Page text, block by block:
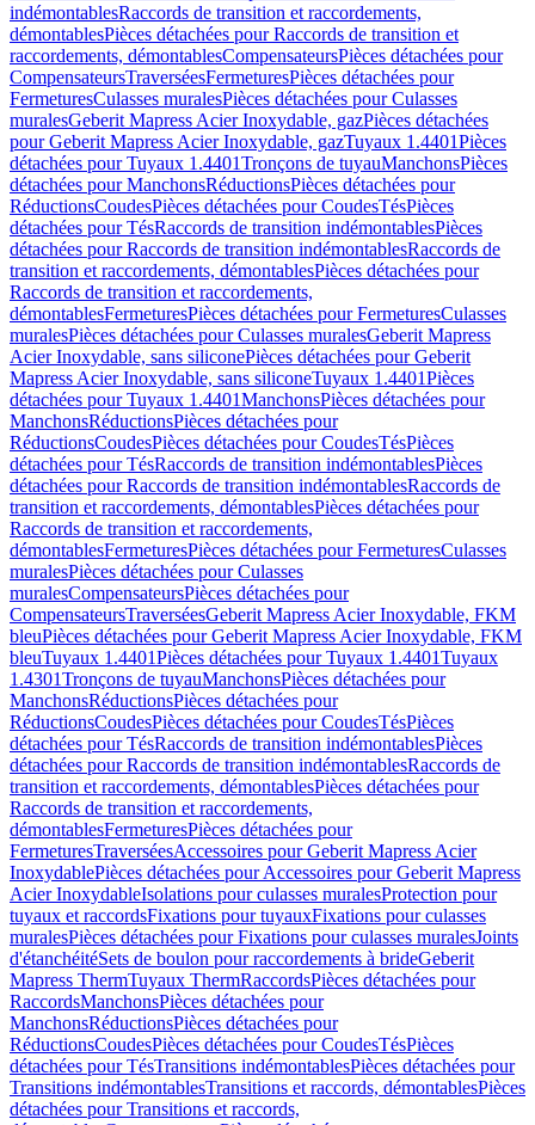
indémontablesRaccords de transition et raccordements,
démontablesPièces détachées pour Raccords de transition et
raccordements, démontablesCompensateursPièces détachées pour
CompensateursTraverséesFermeturesPièces détachées pour
FermeturesCulasses muralesPièces détachées pour Culasses
muralesGeberit Mapress Acier Inoxydable, gazPièces détachées
pour Geberit Mapress Acier Inoxydable, gazTuyaux 1.4401Pièces
détachées pour Tuyaux 1.4401Tronçons de tuyauManchonsPièces
détachées pour ManchonsRéductionsPièces détachées pour
RéductionsCoudesPièces détachées pour CoudesTésPièces
détachées pour TésRaccords de transition indémontablesPièces
détachées pour Raccords de transition indémontablesRaccords de
transition et raccordements, démontablesPièces détachées pour
Raccords de transition et raccordements,
démontablesFermeturesPièces détachées pour FermeturesCulasses
muralesPièces détachées pour Culasses muralesGeberit Mapress
Acier Inoxydable, sans siliconePièces détachées pour Geberit
Mapress Acier Inoxydable, sans siliconeTuyaux 1.4401Pièces
détachées pour Tuyaux 1.4401ManchonsPièces détachées pour
ManchonsRéductionsPièces détachées pour
RéductionsCoudesPièces détachées pour CoudesTésPièces
détachées pour TésRaccords de transition indémontablesPièces
détachées pour Raccords de transition indémontablesRaccords de
transition et raccordements, démontablesPièces détachées pour
Raccords de transition et raccordements,
démontablesFermeturesPièces détachées pour FermeturesCulasses
muralesPièces détachées pour Culasses
muralesCompensateursPièces détachées pour
CompensateursTraverséesGeberit Mapress Acier Inoxydable, FKM
bleuPièces détachées pour Geberit Mapress Acier Inoxydable, FKM
bleuTuyaux 1.4401Pièces détachées pour Tuyaux 1.4401Tuyaux
1.4301Tronçons de tuyauManchonsPièces détachées pour
ManchonsRéductionsPièces détachées pour
RéductionsCoudesPièces détachées pour CoudesTésPièces
détachées pour TésRaccords de transition indémontablesPièces
détachées pour Raccords de transition indémontablesRaccords de
transition et raccordements, démontablesPièces détachées pour
Raccords de transition et raccordements,
démontablesFermeturesPièces détachées pour
FermeturesTraverséesAccessoires pour Geberit Mapress Acier
InoxydablePièces détachées pour Accessoires pour Geberit Mapress
Acier InoxydableIsolations pour culasses muralesProtection pour
tuyaux et raccordsFixations pour tuyauxFixations pour culasses
muralesPièces détachées pour Fixations pour culasses muralesJoints
d'étanchéitéSets de boulon pour raccordements à brideGeberit
Mapress ThermTuyaux ThermRaccordsPièces détachées pour
RaccordsManchonsPièces détachées pour
ManchonsRéductionsPièces détachées pour
RéductionsCoudesPièces détachées pour CoudesTésPièces
détachées pour TésTransitions indémontablesPièces détachées pour
Transitions indémontablesTransitions et raccords, démontablesPièces
détachées pour Transitions et raccords,